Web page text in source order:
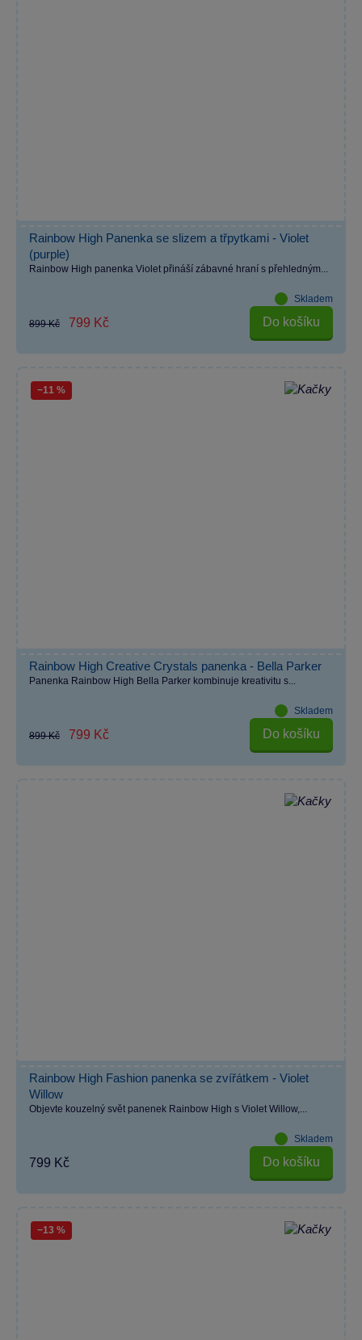
Rainbow High Panenka se slizem a třpytkami - Violet
(purple)
Rainbow High panenka Violet přináší zábavné hraní s přehledným...
Skladem
899 Kč 799 Kč Do košíku
−11 %
Rainbow High Creative Crystals panenka - Bella Parker
Panenka Rainbow High Bella Parker kombinuje kreativitu s...
Skladem
899 Kč 799 Kč Do košíku
Rainbow High Fashion panenka se zvířátkem - Violet
Willow
Objevte kouzelný svět panenek Rainbow High s Violet Willow,...
Skladem
799 Kč Do košíku
−13 %